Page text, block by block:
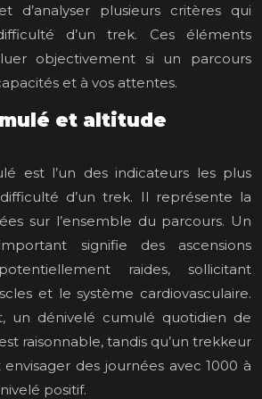
d’analyser plusieurs critères qui
d’un trek. Ces éléments
objectivement si un parcours
et à vos attentes.
et altitude
est l’un des indicateurs les plus
d’un trek. Il représente la
sur l’ensemble du parcours. Un
signifie des ascensions
raides, sollicitant
et le système cardiovasculaire.
un dénivelé cumulé quotidien de
raisonnable, tandis qu’un trekkeur
des journées avec 1000 à
positif.